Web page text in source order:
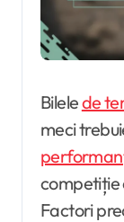
Bilelede
meci
competiție
Factori